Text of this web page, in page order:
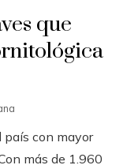
que
país con mayor
más de 1.960